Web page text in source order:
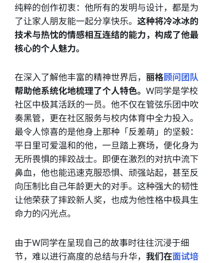
纯粹的创作初衷：他所有的发明与设计，都是为
了让家人朋友能一起分享快乐。 这种将冷冰冰的
技术与热忱的情感相互连结的能力，构成了他最
核心的个人魅力。
在深入了解他丰富的精神世界后， 丽格顾问团队
帮助他系统化地梳理了个人特色。 W同学是学校
社区中极其活跃的一员。他不仅在管弦乐团中吹
奏黑管，更在社区服务与校内体育中全力投入。
最令人惊喜的是他身上那种「反差萌」的坚毅：
平日里可爱温和的他，一旦踏上赛场，便化身为
无所畏惧的摔跤战士。即便在激烈的对抗中流下
鼻血，他也能迅速克服恐惧、顽强站起，甚至反
向压制比自己年龄更大的对手。这种强大的韧性
让他荣获了摔跤新人奖，也成为他性格中极具生
命力的闪光点。
由于W同学在呈现自己的故事时往往沉浸于细
节，难以进行高度的总结与升华， 我们在面试培